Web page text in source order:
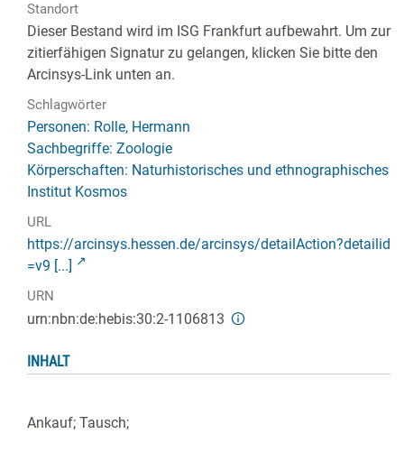
Standort
Dieser Bestand wird im ISG Frankfurt aufbewahrt. Um zur
zitierfähigen Signatur zu gelangen, klicken Sie bitte den
Arcinsys-Link unten an.
Schlagwörter
Personen: Rolle, Hermann
Sachbegriffe: Zoologie
Körperschaften: Naturhistorisches und ethnographisches
Institut Kosmos
URL
https://arcinsys.hessen.de/arcinsys/detailAction?detailid
=v9 [...]
URN
urn:nbn:de:hebis:30:2-1106813
INHALT
Ankauf; Tausch;